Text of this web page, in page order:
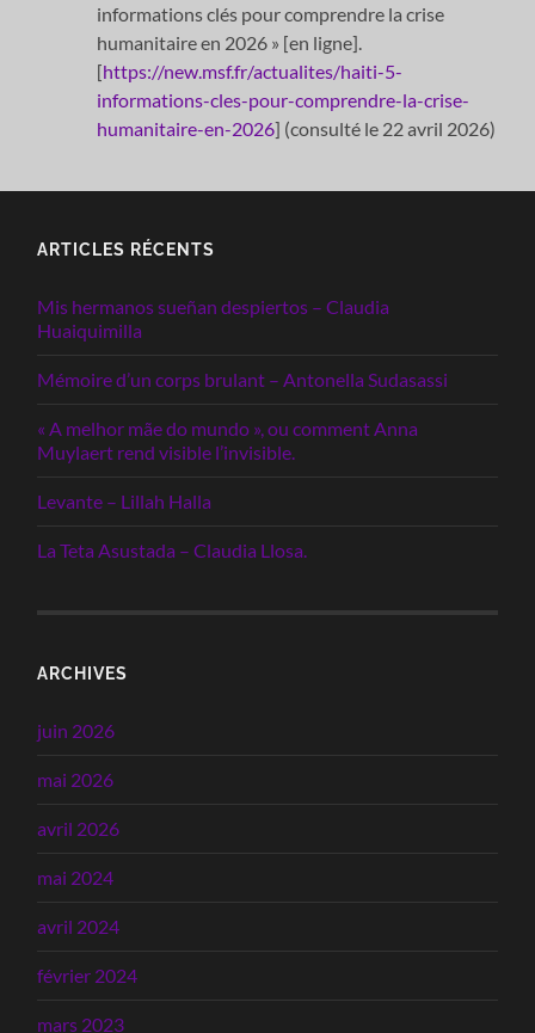
informations clés pour comprendre la crise
humanitaire en 2026 » [en ligne].
[https://new.msf.fr/actualites/haiti-5-
informations-cles-pour-comprendre-la-crise-
humanitaire-en-2026] (consulté le 22 avril 2026)
ARTICLES RÉCENTS
Mis hermanos sueñan despiertos – Claudia
Huaiquimilla
Mémoire d’un corps brulant – Antonella Sudasassi
« A melhor mãe do mundo », ou comment Anna
Muylaert rend visible l’invisible.
Levante – Lillah Halla
La Teta Asustada – Claudia Llosa.
ARCHIVES
juin 2026
mai 2026
avril 2026
mai 2024
avril 2024
février 2024
mars 2023